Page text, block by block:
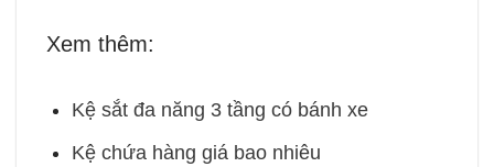
Xem thêm:
Kệ sắt đa năng 3 tầng có bánh xe
Kệ chứa hàng giá bao nhiêu